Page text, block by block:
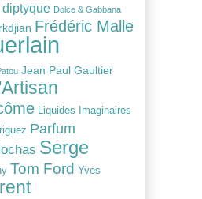
diptyque Dolce & Gabbana
Frédéric Malle
Jean Paul Gaultier
Liquides Imaginaires
Parfum
Serge
Tom Ford Yves